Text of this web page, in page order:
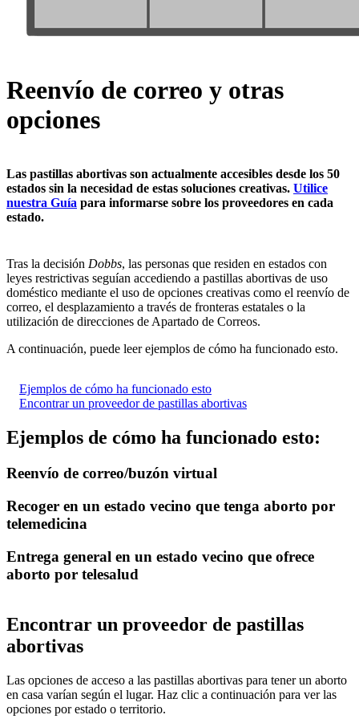
Reenvío de correo y otras
opciones
Las pastillas abortivas son actualmente accesibles desde los 50
estados sin la necesidad de estas soluciones creativas. Utilice
nuestra Guía para informarse sobre los proveedores en cada
estado.
Tras la decisión Dobbs, las personas que residen en estados con
leyes restrictivas seguían accediendo a pastillas abortivas de uso
doméstico mediante el uso de opciones creativas como el reenvío de
correo, el desplazamiento a través de fronteras estatales o la
utilización de direcciones de Apartado de Correos.
A continuación, puede leer ejemplos de cómo ha funcionado esto.
Ejemplos de cómo ha funcionado esto
Encontrar un proveedor de pastillas abortivas
Ejemplos de cómo ha funcionado esto:
Reenvío de correo/buzón virtual
Recoger en un estado vecino que tenga aborto por
telemedicina
Entrega general en un estado vecino que ofrece
aborto por telesalud
Encontrar un proveedor de pastillas
abortivas
Las opciones de acceso a las pastillas abortivas para tener un aborto
en casa varían según el lugar. Haz clic a continuación para ver las
opciones por estado o territorio.